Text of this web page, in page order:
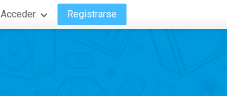
Acceder Registrarse